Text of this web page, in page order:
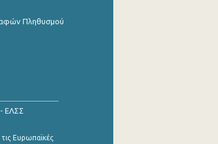
Πληθυσμού
- ΕΛΣΣ
Ευρωπαϊκές